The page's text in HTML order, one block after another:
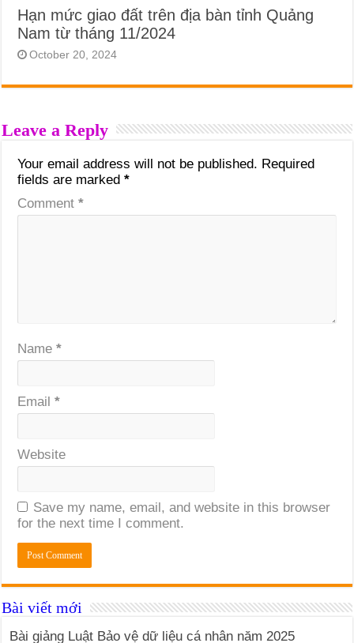
Hạn mức giao đất trên địa bàn tỉnh Quảng
Nam từ tháng 11/2024
October 20, 2024
Leave a Reply
Your email address will not be published. Required
fields are marked*
Comment*
Name*
Email*
Website
Save my name, email, and website in this browser
for the next time I comment.
Bài viết mới
Bài giảng Luật Bảo vệ dữ liệu cá nhân năm 2025